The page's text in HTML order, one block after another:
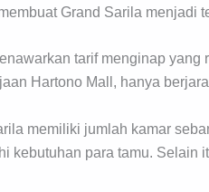
Grand Sarila menjadi
tarif menginap
Hartono Mall, hanya
memiliki jumlah kamar
kebutuhan para tamu. Selain